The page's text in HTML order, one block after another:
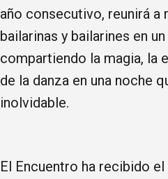
año consecutivo, reunirá a
bailarinas y bailarines en
compartiendo la magia, la
de la danza en una noche
inolvidable.
El Encuentro ha recibido